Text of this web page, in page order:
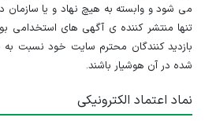
می شود و وابسته به هیچ نهاد و یا سازمان
تنها منتشر کننده ی آگهی های استخدامی
بازدید کنندگان محترم سایت خود نسبت
شده در آن هوشیار باشند.
نماد اعتماد الکترونیکی